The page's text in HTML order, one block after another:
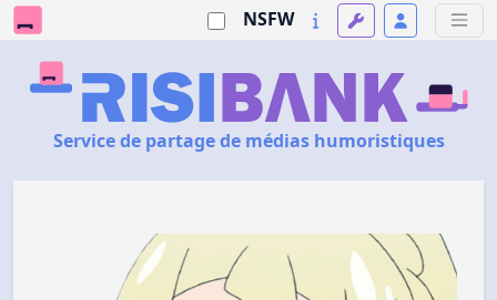
NSFW
Service de partage de médias humoristiques